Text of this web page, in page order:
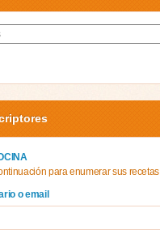
para enumerar sus recetas
o email